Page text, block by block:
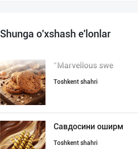
Shunga o'xshash e'lonlar
“Marvellous swe
Toshkent shahri
Савдосини оширм
Toshkent shahri